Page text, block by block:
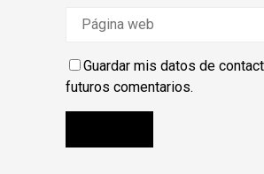
Guardar mis datos de
futuros comentarios.